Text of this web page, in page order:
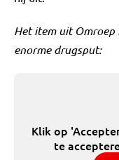
Het item uit
enorme drugsput:
Klik op
te